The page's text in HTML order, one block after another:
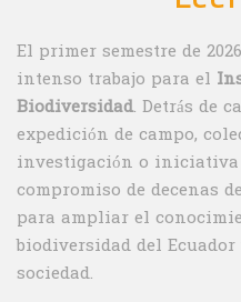
El primer semestre de
intenso trabajo para el
Biodiversidad. Detrás de
expedición de campo,
investigación o iniciativa
compromiso de decenas
para ampliar el
biodiversidad del
sociedad.